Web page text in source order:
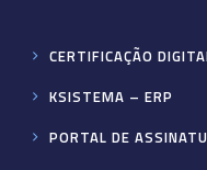
CERTIFICAÇÃO
KSISTEMA – ERP
PORTAL DE